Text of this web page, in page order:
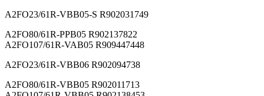
A2FO23/61R-VBB05-S R902031749
A2FO80/61R-PPB05 R902137822
A2FO107/61R-VAB05 R909447448
A2FO23/61R-VBB06 R902094738
A2FO80/61R-VBB05 R902011713